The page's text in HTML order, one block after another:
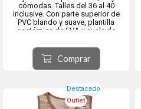
cómodas. Talles del 36 al 40
inclusive. Con parte superior de
PVC blando y suave, plantilla
anatómica de EVA y suela de
Comprar
Destacado
Outlet